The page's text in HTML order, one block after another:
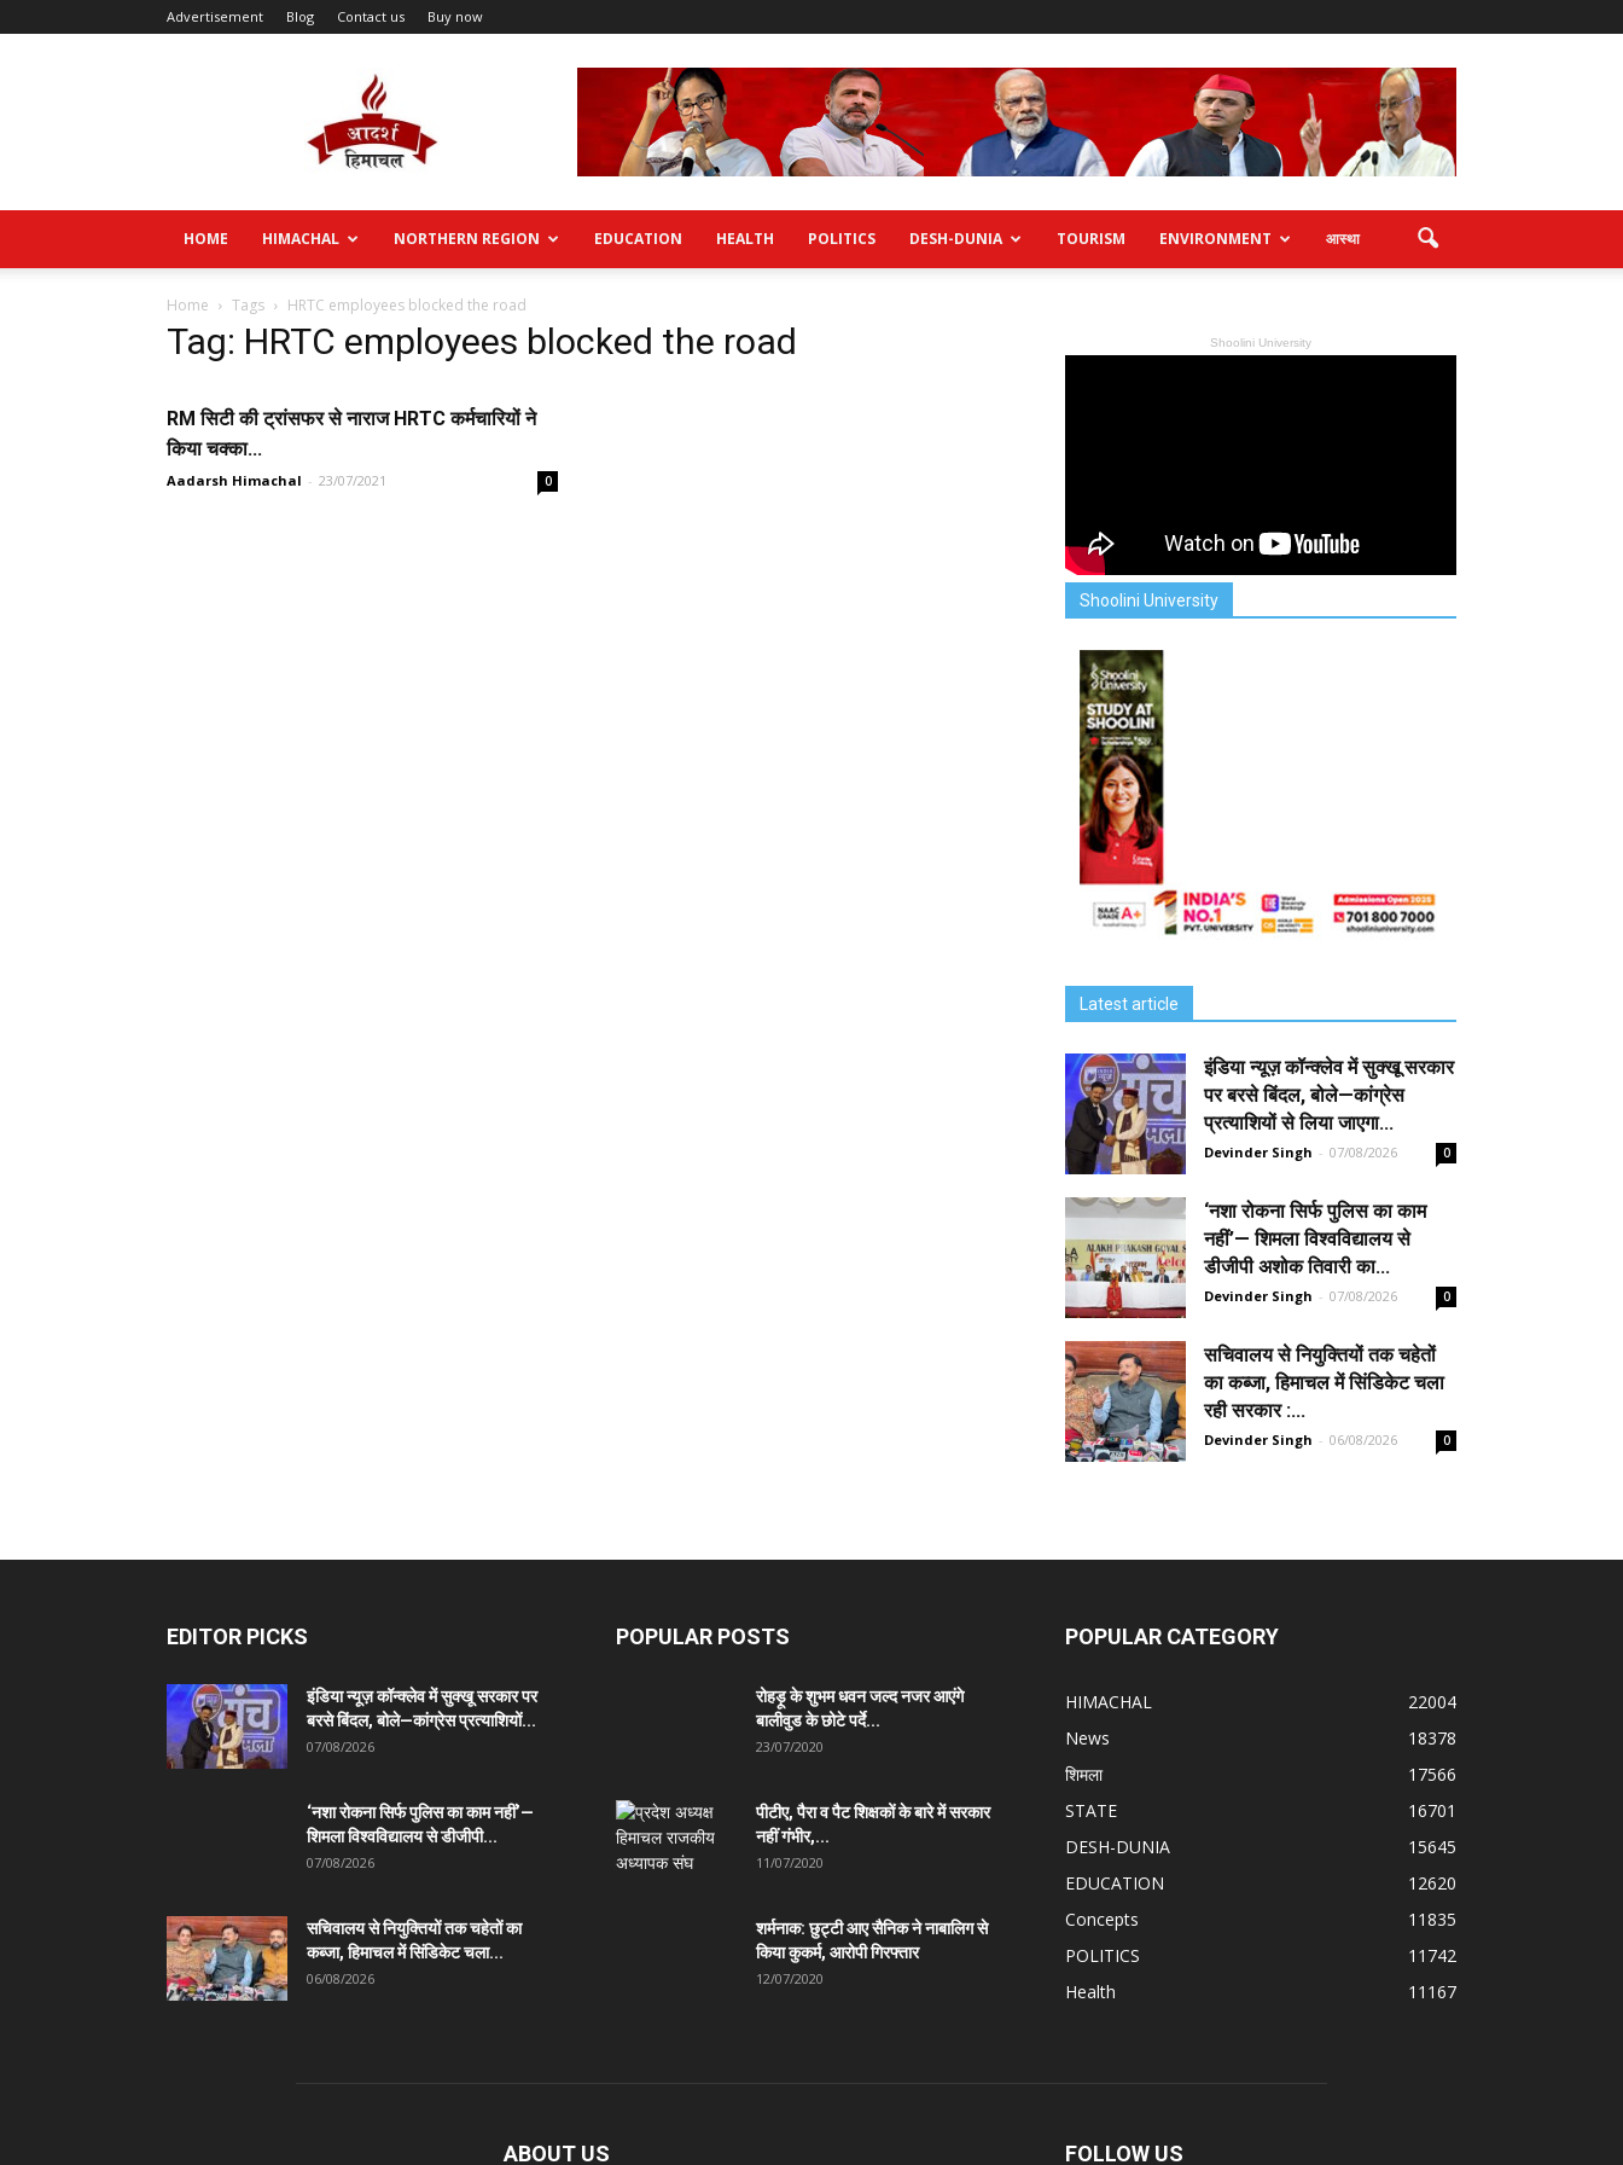
Advertisement Blog Contact us Buy now
HOME HIMACHAL NORTHERN REGION EDUCATION HEALTH POLITICS DESH-DUNIA TOURISM ENVIRONMENT आस्था
Home Tags HRTC employees blocked the road
Tag: HRTC employees blocked the road
RM सिटी की ट्रांसफर से नाराज HRTC कर्मचारियों ने
किया चक्का...
Aadarsh Himachal - 23/07/2021 0
Shoolini University
Shoolini University
Latest article
इंडिया न्यूज़ कॉन्क्लेव में सुक्खू सरकार
पर बरसे बिंदल, बोले—कांग्रेस
प्रत्याशियों से लिया जाएगा...
Devinder Singh - 07/08/2026 0
‘नशा रोकना सिर्फ पुलिस का काम
नहीं’— शिमला विश्वविद्यालय से
डीजीपी अशोक तिवारी का...
Devinder Singh - 07/08/2026 0
सचिवालय से नियुक्तियों तक चहेतों
का कब्जा, हिमाचल में सिंडिकेट चला
रही सरकार :...
Devinder Singh - 06/08/2026 0
EDITOR PICKS
इंडिया न्यूज़ कॉन्क्लेव में सुक्खू सरकार पर
बरसे बिंदल, बोले—कांग्रेस प्रत्याशियों...
07/08/2026
‘नशा रोकना सिर्फ पुलिस का काम नहीं’—
शिमला विश्वविद्यालय से डीजीपी...
07/08/2026
सचिवालय से नियुक्तियों तक चहेतों का
कब्जा, हिमाचल में सिंडिकेट चला...
06/08/2026
POPULAR POSTS
रोहड़ू के शुभम धवन जल्द नजर आएंगे
बालीवुड के छोटे पर्दे...
23/07/2020
पीटीए, पैरा व पैट शिक्षकों के बारे में सरकार
नहीं गंभीर,...
11/07/2020
शर्मनाक: छुट्टी आए सैनिक ने नाबालिग से
किया कुकर्म, आरोपी गिरफ्तार
12/07/2020
POPULAR CATEGORY
HIMACHAL
22004
News
18378
शिमला
17566
STATE
16701
DESH-DUNIA
15645
EDUCATION
12620
Concepts
11835
POLITICS
11742
Health
11167
ABOUT US FOLLOW US